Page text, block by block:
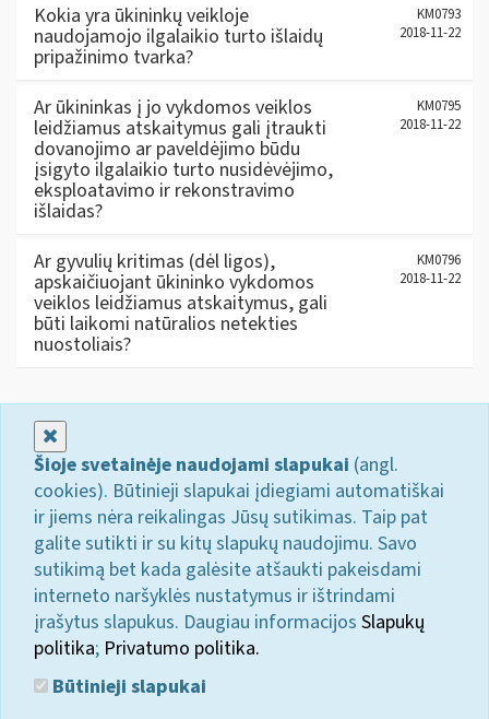
Kokia yra ūkininkų veikloje
naudojamojo ilgalaikio turto išlaidų
pripažinimo tvarka?
KM0793
2018-11-22
Ar ūkininkas į jo vykdomos veiklos
leidžiamus atskaitymus gali įtraukti
dovanojimo ar paveldėjimo būdu
įsigyto ilgalaikio turto nusidėvėjimo,
eksploatavimo ir rekonstravimo
išlaidas?
KM0795
2018-11-22
Ar gyvulių kritimas (dėl ligos),
apskaičiuojant ūkininko vykdomos
veiklos leidžiamus atskaitymus, gali
būti laikomi natūralios netekties
nuostoliais?
KM0796
2018-11-22
Šioje svetainėje naudojami slapukai (angl.
cookies). Būtinieji slapukai įdiegiami automatiškai
ir jiems nėra reikalingas Jūsų sutikimas. Taip pat
galite sutikti ir su kitų slapukų naudojimu. Savo
sutikimą bet kada galėsite atšaukti pakeisdami
interneto naršyklės nustatymus ir ištrindami
įrašytus slapukus. Daugiau informacijos Slapukų
politika; Privatumo politika.
Būtinieji slapukai